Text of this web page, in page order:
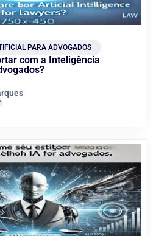
PARA ADVOGADOS
com a Inteligência